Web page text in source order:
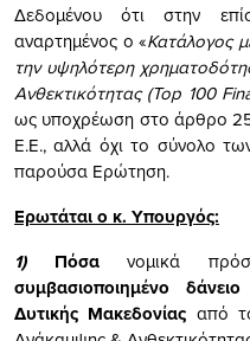
Δεδομένου ότι στην
αναρτημένος ο «Κατάλογος
την υψηλότερη
Ανθεκτικότητας (Top 100
ως υποχρέωση στο άρθρο 25
Ε.Ε., αλλά όχι το σύνολο
παρούσα Ερώτηση.
Ερωτάται ο κ. Υπουργός:
1)Πόσανομικά
συμβασιοποιημένο δάνειο
Δυτικής Μακεδονίας από